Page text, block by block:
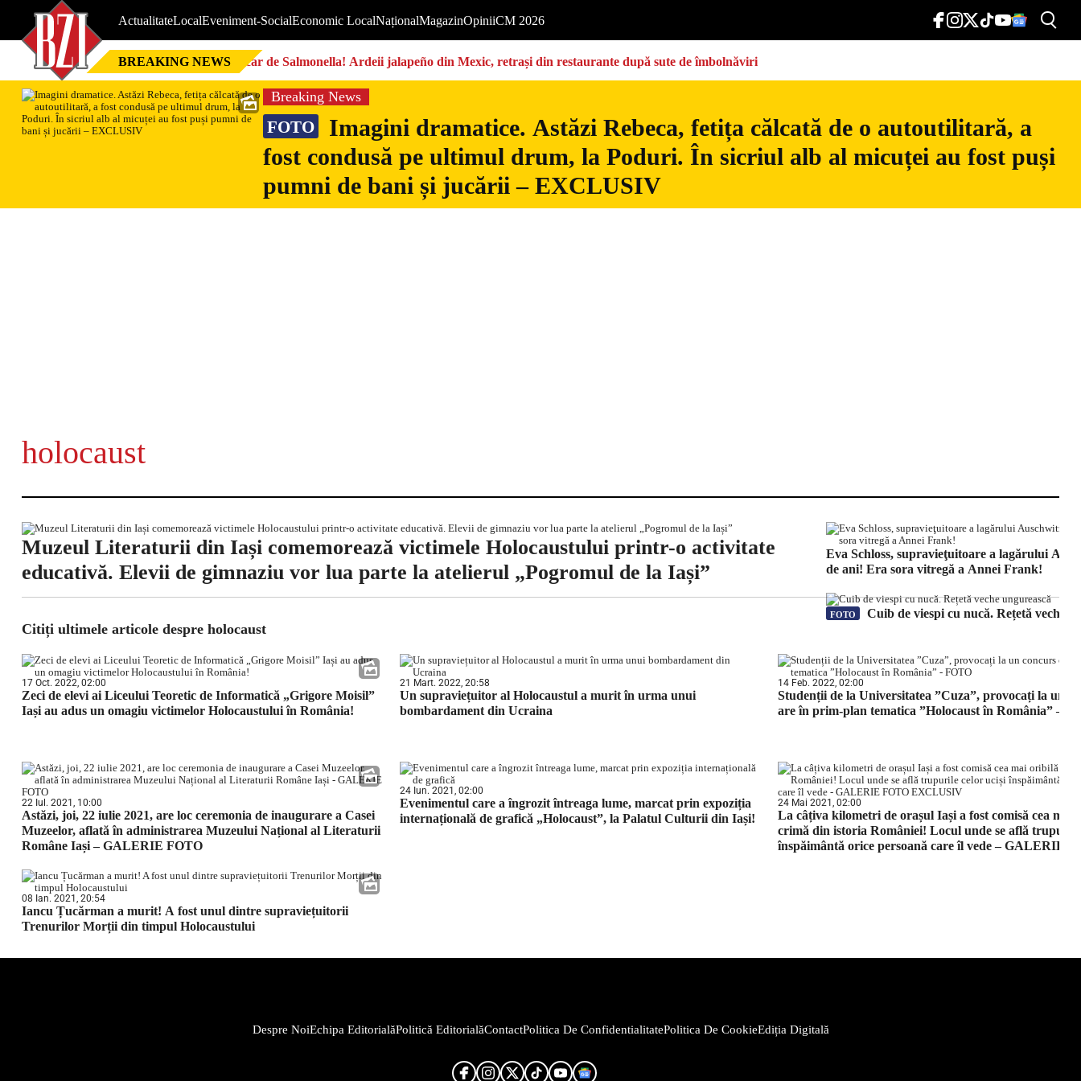
ActualitateLocalEveniment-SocialEconomic LocalNaționalMagazinOpiniiCM 2026
BREAKING NEWS Focar de Salmonella! Ardeii jalapeño din Mexic, retrași din restaurante după sute de îmbolnăviri
Breaking News
FOTO
Imagini dramatice. Astăzi Rebeca, fetița călcată de o autoutilitară, a
fost condusă pe ultimul drum, la Poduri. În sicriul alb al micuței au fost puși
pumni de bani și jucării – EXCLUSIV
holocaust
Muzeul Literaturii din Iași comemorează victimele Holocaustului printr-o activitate
educativă. Elevii de gimnaziu vor lua parte la atelierul „Pogromul de la Iași”
Eva Schloss, supravieţuitoare a lagărului
de ani! Era sora vitregă a Annei Frank!
FOTO Cuib de viespi cu nucă. Rețetă veche
Citiți ultimele articole despre holocaust
17 Oct. 2022, 02:00
Zeci de elevi ai Liceului Teoretic de Informatică „Grigore Moisil”
Iași au adus un omagiu victimelor Holocaustului în România!
21 Mart. 2022, 20:58
Un supraviețuitor al Holocaustul a murit în urma unui
bombardament din Ucraina
14 Feb. 2022, 02:00
Studenții de la Universitatea ”Cuza”, provocați la un
are în prim-plan tematica ”Holocaust în România” –
22 Iul. 2021, 10:00
Astăzi, joi, 22 iulie 2021, are loc ceremonia de inaugurare a Casei
Muzeelor, aflată în administrarea Muzeului Național al Literaturii
Române Iași – GALERIE FOTO
24 Iun. 2021, 02:00
Evenimentul care a îngrozit întreaga lume, marcat prin expoziția
internațională de grafică „Holocaust”, la Palatul Culturii din Iași!
24 Mai 2021, 02:00
La câțiva kilometri de orașul Iași a fost comisă cea mai
crimă din istoria României! Locul unde se află
înspăimântă orice persoană care îl vede – GALERIE
08 Ian. 2021, 20:54
Iancu Țucărman a murit! A fost unul dintre supraviețuitorii
Trenurilor Morții din timpul Holocaustului
Despre NoiEchipa EditorialăPolitică EditorialăContactPolitica De ConfidentialitatePolitica De CookieEdiția Digitală